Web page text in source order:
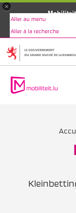
×
Aller au menu
Aller à la recherche